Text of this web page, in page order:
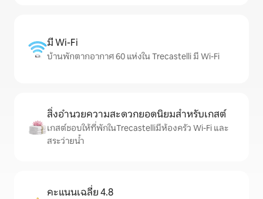
มี Wi-Fi
บ้านพักตากอากาศ 60 แห่งใน Trecastelli มี Wi-Fi
สิ่งอำนวยความสะดวกยอดนิยมสำหรับเกสต์
เกสต์ชอบให้ที่พักในTrecastelliมีห้องครัว Wi-Fi และ
สระว่ายน้ำ
คะแนนเฉลี่ย 4.8